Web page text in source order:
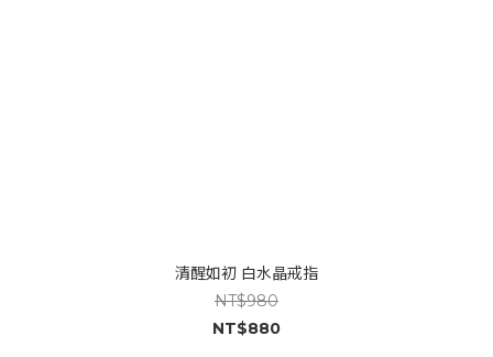
清醒如初 白水晶戒指
NT$980
NT$880